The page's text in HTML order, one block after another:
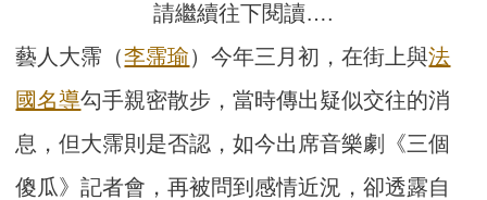
請繼續往下閱讀….
藝人大霈（李霈瑜）今年三月初，在街上與法
國名導勾手親密散步，當時傳出疑似交往的消
息，但大霈則是否認，如今出席音樂劇《三個
傻瓜》記者會，再被問到感情近況，卻透露自